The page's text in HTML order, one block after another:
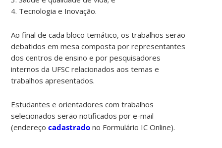
4. Tecnologia e Inovação.
Ao final de cada bloco temático, os trabalhos serão
debatidos em mesa composta por representantes
dos centros de ensino e por pesquisadores
internos da UFSC relacionados aos temas e
trabalhos apresentados.
Estudantes e orientadores com trabalhos
selecionados serão notificados por e-mail
(endereçocadastrado no Formulário IC Online).